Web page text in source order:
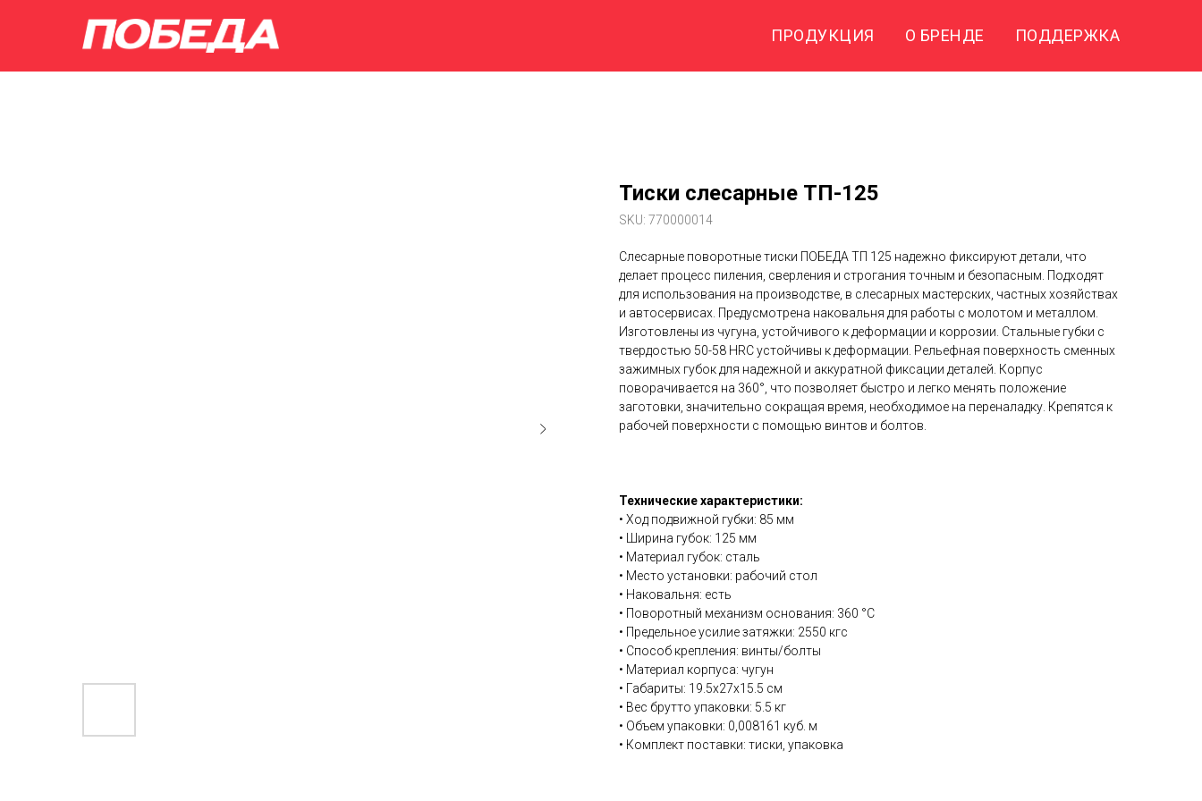
ПРОДУКЦИЯ О БРЕНДЕ ПОДДЕРЖКА
Тиски слесарные ТП-125
SKU: 770000014
Слесарные поворотные тиски ПОБЕДА ТП 125 надежно фиксируют детали, что
делает процесс пиления, сверления и строгания точным и безопасным. Подходят
для использования на производстве, в слесарных мастерских, частных хозяйствах
и автосервисах. Предусмотрена наковальня для работы с молотом и металлом.
Изготовлены из чугуна, устойчивого к деформации и коррозии. Стальные губки с
твердостью 50-58 HRC устойчивы к деформации. Рельефная поверхность сменных
зажимных губок для надежной и аккуратной фиксации деталей. Корпус
поворачивается на 360°, что позволяет быстро и легко менять положение
заготовки, значительно сокращая время, необходимое на переналадку. Крепятся к
рабочей поверхности с помощью винтов и болтов.
Технические характеристики:
• Ход подвижной губки: 85 мм
• Ширина губок: 125 мм
• Материал губок: сталь
• Место установки: рабочий стол
• Наковальня: есть
• Поворотный механизм основания: 360 °С
• Предельное усилие затяжки: 2550 кгс
• Способ крепления: винты/болты
• Материал корпуса: чугун
• Габариты: 19.5х27х15.5 см
• Вес брутто упаковки: 5.5 кг
• Объем упаковки: 0,008161 куб. м
• Комплект поставки: тиски, упаковка